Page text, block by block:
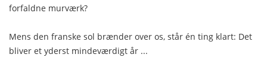
forfaldne murværk?
Mens den franske sol brænder over os, står én ting klart: Det
bliver et yderst mindeværdigt år ...